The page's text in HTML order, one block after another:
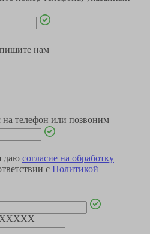
нам
телефон или позвоним
даю согласие на обработку
с Политикой